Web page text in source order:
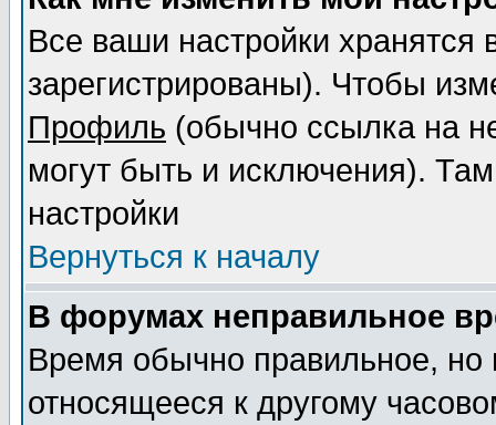
Все ваши настройки
зарегистрированы). Чтобы
Профиль (обычно ссылка на
могут быть и исключения).
настройки
Вернуться к началу
В форумах неправильное
Время обычно правильное,
относящееся к другому